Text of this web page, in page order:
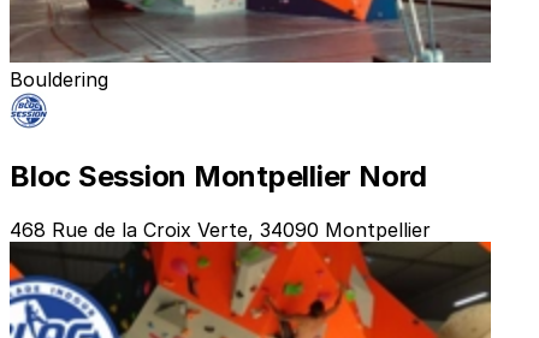
Bouldering
Bloc Session Montpellier Nord
468 Rue de la Croix Verte, 34090 Montpellier